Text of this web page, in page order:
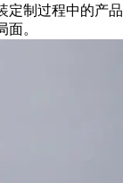
制过程中的产品
。